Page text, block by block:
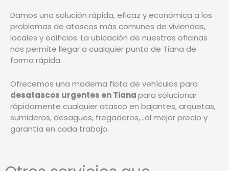
Damos una solución rápida, eficaz y económica a los
problemas de atascos más comunes de viviendas,
locales y edificios. La ubicación de nuestras oficinas
nos permite llegar a cualquier punto de Tiana de
forma rápida.
Ofrecemos una moderna flota de vehículos para
desatascos urgentes en Tianapara solucionar
rápidamente cualquier atasco en bajantes, arquetas,
sumideros, desagües, fregaderos,…al mejor precio y
garantía en cada trabajo.